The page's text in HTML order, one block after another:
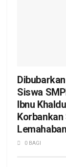
Siswa
Ibnu
Korbankan
0 BAGI